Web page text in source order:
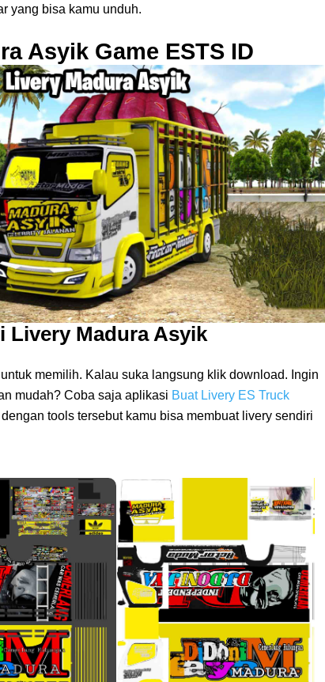
yang bisa kamu unduh.
Asyik Game ESTS ID
Livery Madura Asyik
memilih. Kalau suka langsung klik download. Ingin
mudah? Coba saja aplikasi Buat Livery ES Truck
tools tersebut kamu bisa membuat livery sendiri